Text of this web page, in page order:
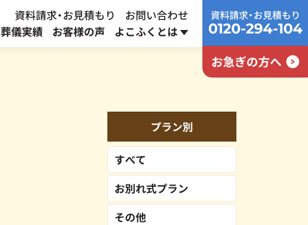
資料請求・お見積もり
お問い合わせ
437,800円
387,800円～
葬儀実績 お客様の声 よこふくとは
資料請求・お見積もり
0120-294-104
お急ぎの方へ
プラン別
すべて
お別れ式プラン
その他